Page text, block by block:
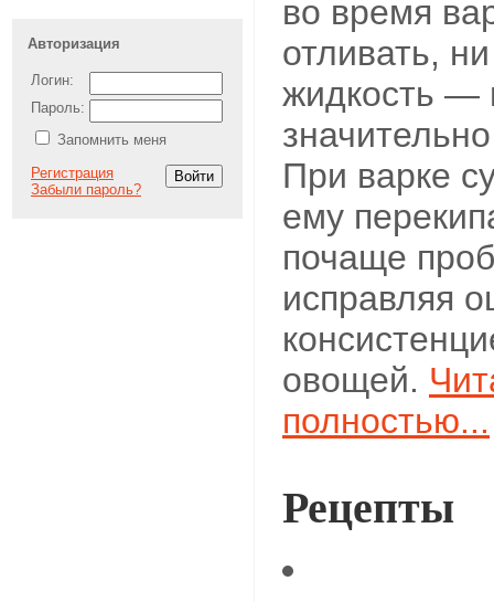
Авторизация
Логин:
Пароль:
Запомнить меня
Регистрация
Забыли пароль?
во время
отливать,
жидкость —
При варке
ему
почаще
исправляя
овощей.
полностью...
Рецепты